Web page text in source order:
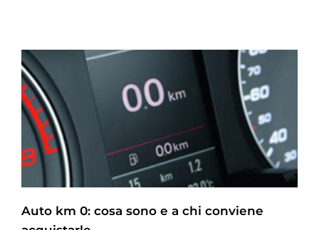
Auto km 0: cosa sono e a chi conviene